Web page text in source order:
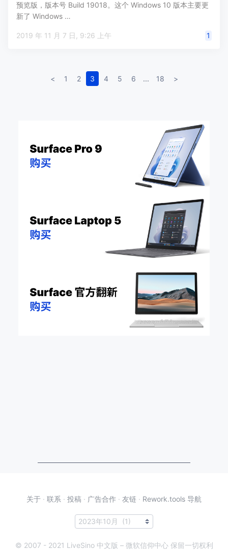
预览版，版本号 Build 19018。这个 Windows 10 版本主要更
新了 Windows …
2019 年 11 月 7 日, 9:26 上午 1
< 1 2 3 4 5 6 ... 18 >
关于 · 联系 · 投稿 · 广告合作 · 友链 · Rework.tools 导航
© 2007 - 2021 LiveSino 中文版 – 微软信仰中心 保留一切权利